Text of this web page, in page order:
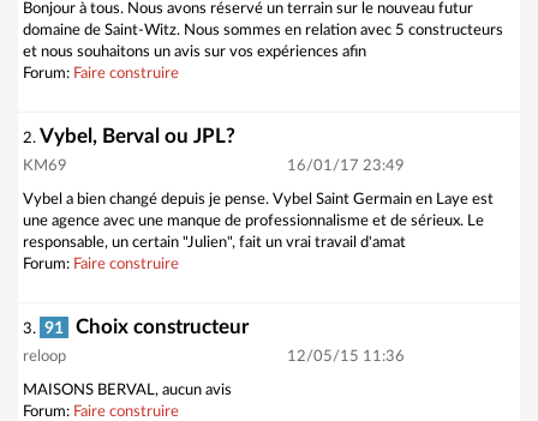
Bonjour à tous. Nous avons réservé un terrain sur le nouveau futur
domaine de Saint-Witz. Nous sommes en relation avec 5 constructeurs
et nous souhaitons un avis sur vos expériences afin
Forum: Faire construire
2. Vybel, Berval ou JPL?
KM69 16/01/17 23:49
Vybel a bien changé depuis je pense. Vybel Saint Germain en Laye est
une agence avec une manque de professionnalisme et de sérieux. Le
responsable, un certain "Julien", fait un vrai travail d'amat
Forum: Faire construire
3. 91 Choix constructeur
reloop 12/05/15 11:36
MAISONS BERVAL, aucun avis
Forum: Faire construire